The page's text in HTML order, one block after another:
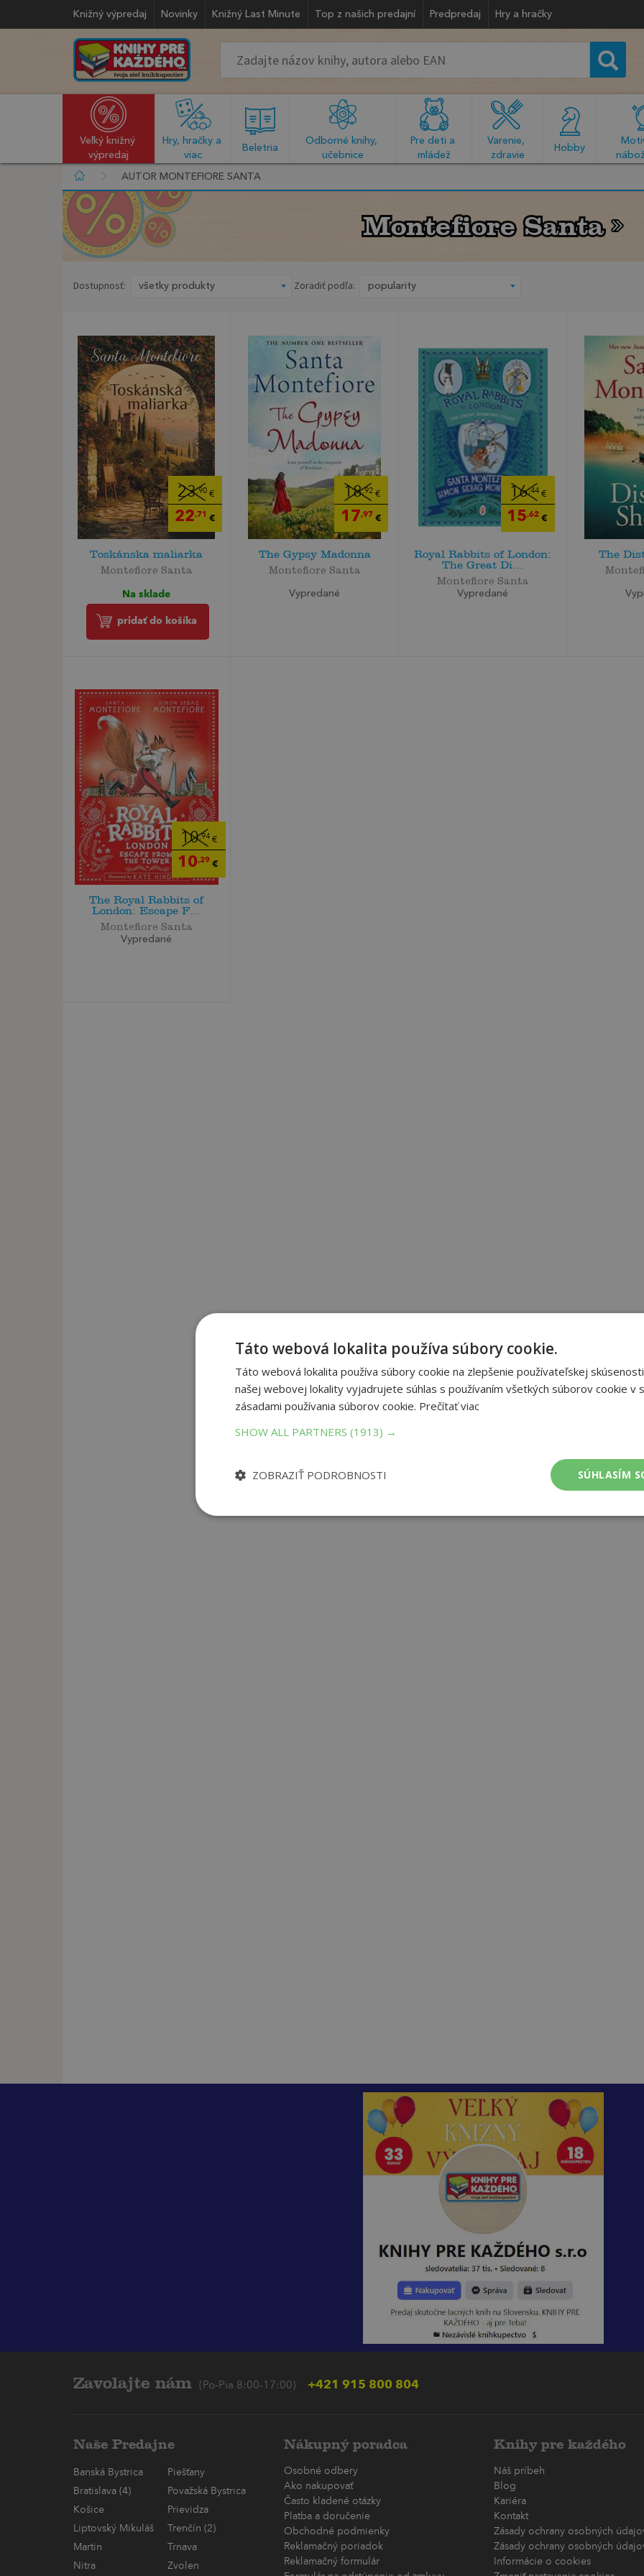
Knižný výpredaj Novinky Knižný Last Minute Top z našich predajní Predpredaj Hry a hračky
Veľký knižný
výpredaj
Hry, hračky a
viac
Beletria
Odborné knihy,
učebnice
Pre deti a
mládež
Varenie,
zdravie
Hobby
AUTOR MONTEFIORE SANTA
Montefiore Santa
Montefiore Santa
Dostupnosť: Zoradiť podľa:
23,90€
22,71 €
Toskánska maliarka
Montefiore Santa
Na sklade
pridať do košíka
18,92€
17,97 €
The Gypsy Madonna
Montefiore Santa
Vypredané
16,44 €
15,62 €
Royal Rabbits of London:
The Great Di...
Montefiore Santa
Vypredané
The
10,94 €
10,39 €
The Royal Rabbits of
London: Escape F...
Montefiore Santa
Vypredané
Zavolajte nám (Po-Pia 8:00-17:00) +421 915 800 804
Naše Predajne
Banská Bystrica
Piešťany
Bratislava (4)
Považská Bystrica
Košice
Prievidza
Liptovský Mikuláš
Trenčín (2)
Martin
Trnava
Nitra
Zvolen
Nákupný poradca
Osobné odbery
Ako nakupovať
Často kladené otázky
Platba a doručenie
Obchodné podmienky
Reklamačný poriadok
Reklamačný formulár
Knihy pre každého
Náš príbeh
Blog
Kariéra
Kontakt
Zásady ochrany osobných
Zásady ochrany osobných
Informácie o cookies
Táto webová lokalita používa súbory cookie.
Táto webová lokalita používa súbory cookie na zlepšenie používateľskej
našej webovej lokality vyjadrujete súhlas s používaním všetkých súborov cookie v
zásadami používania súborov cookie. Prečítať viac
SHOW ALL PARTNERS (1913) →
SÚHLASÍM
ZOBRAZIŤ PODROBNOSTI